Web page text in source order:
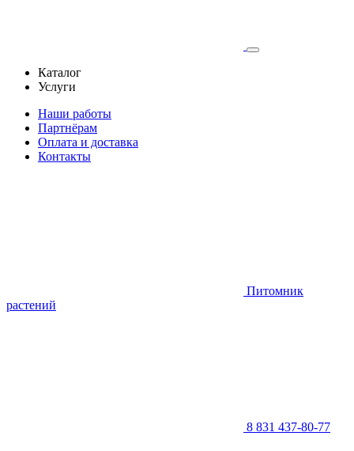
Каталог
Услуги
Наши работы
Партнёрам
Оплата и доставка
Контакты
Питомник
растений
8 831 437-80-77